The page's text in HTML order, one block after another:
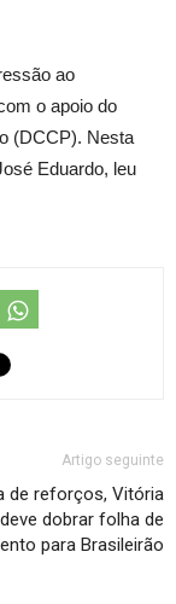
ao
o apoio do
(DCCP). Nesta
Eduardo, leu
Artigo seguinte
de reforços, Vitória
deve dobrar folha de
para Brasileirão